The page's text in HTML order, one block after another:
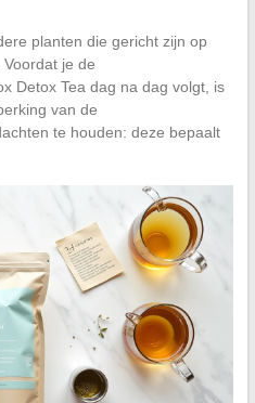
planten die gericht zijn op
je de
Detox Tea dag na dag volgt, is
van de
te houden: deze bepaalt